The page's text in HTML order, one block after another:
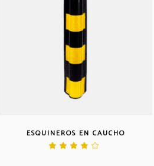
ESQUINEROS EN CAUCHO